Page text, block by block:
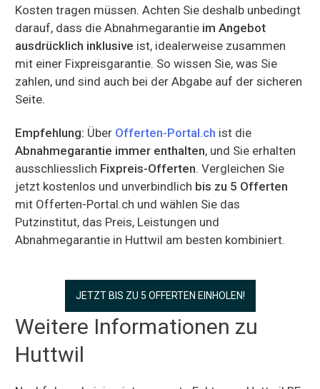
Kosten tragen müssen. Achten Sie deshalb unbedingt
darauf, dass die Abnahmegarantie im Angebot
ausdrücklich inklusive ist, idealerweise zusammen
mit einer Fixpreisgarantie. So wissen Sie, was Sie
zahlen, und sind auch bei der Abgabe auf der sicheren
Seite.
Empfehlung: Über Offerten-Portal.ch ist die
Abnahmegarantie immer enthalten, und Sie erhalten
ausschliesslich Fixpreis-Offerten. Vergleichen Sie
jetzt kostenlos und unverbindlich bis zu 5 Offerten
mit Offerten-Portal.ch und wählen Sie das
Putzinstitut, das Preis, Leistungen und
Abnahmegarantie in Huttwil am besten kombiniert.
JETZT BIS ZU 5 OFFERTEN EINHOLEN!
Weitere Informationen zu
Huttwil